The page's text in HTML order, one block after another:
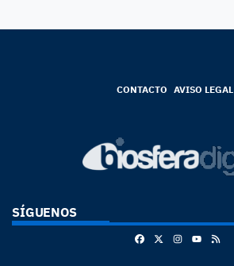
CONTACTO AVISO LEGAL
SÍGUENOS
FacebookInstagram